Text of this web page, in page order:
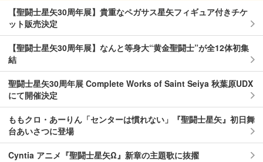
【聖闘士星矢30周年展】貴重なペガサス星矢フィギュア付きチケ
ット販売決定
【聖闘士星矢30周年展】なんと等身大“黄金聖闘士”が全12体初集
結
聖闘士星矢30周年展 Complete Works of Saint Seiya 秋葉原UDX
にて開催決定
ももクロ・あーりん「センターは慣れない」『聖闘士星矢』初日舞
台あいさつに登場
Cyntia アニメ『聖闘士星矢Ω』新章の主題歌に抜擢